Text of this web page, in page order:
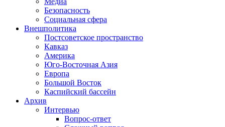
Безопасность
Социальная сфера
Внешполитика
Постсоветское пространство
Кавказ
Америка
Юго-Восточная Азия
Европа
Большой Восток
Каспийский бассейн
Архив
Интервью
Вопрос-ответ